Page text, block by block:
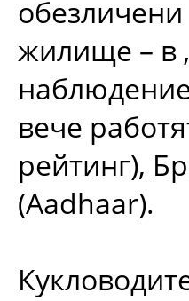
жилище – в
вече
рейтинг),
(Aadhaar).